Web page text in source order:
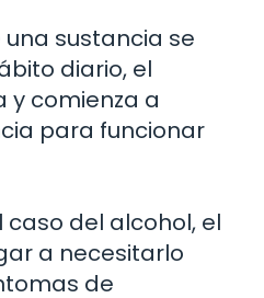
sustancia se
diario, el
y comienza a
para funcionar
caso del alcohol, el
a necesitarlo
de